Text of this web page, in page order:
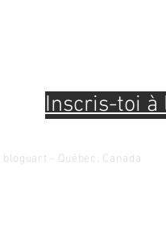
deInscris-toi
- Québec, Canada